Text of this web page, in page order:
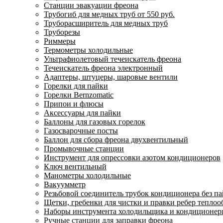
Станции эвакуации фреона
Трубогиб для медных труб от 550 руб.
Труборасширитель для медных труб
Труборезы
Риммеры
Термометры холодильные
Ультрафиолетовый течеискатель фреона
Течеискатель фреона электронный
Адаптеры, штуцеры, шаровые вентили
Горелки для пайки
Горелки Bernzomatic
Припои и флюсы
Аксессуары для пайки
Баллоны для газовых горелок
Газосварочные посты
Баллон для сбора фреона двухвентильный
Промывочные станции
Инструмент для опрессовки азотом кондиционеров
Ключ вентильный
Манометры холодильные
Вакуумметр
Резьбовой соединитель трубок кондиционера без
Щетки, гребенки для чистки и правки ребер
Наборы инструмента холодильщика и
Ручные станции для заправки фреона